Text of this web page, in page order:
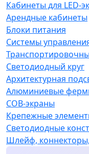
Кабинеты для LED-
Арендные кабинеты
Блоки питания
Системы
Светодиодный круг
Архитектурная
Алюминиевые
COB-экраны
Крепежные
Светодиодные
Шлейф,